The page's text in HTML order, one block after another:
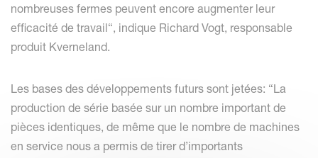
nombreuses fermes peuvent encore augmenter leur
efficacité de travail“, indique Richard Vogt, responsable
produit Kverneland.
Les bases des développements futurs sont jetées: “La
production de série basée sur un nombre important de
pièces identiques, de même que le nombre de machines
en service nous a permis de tirer d’importants